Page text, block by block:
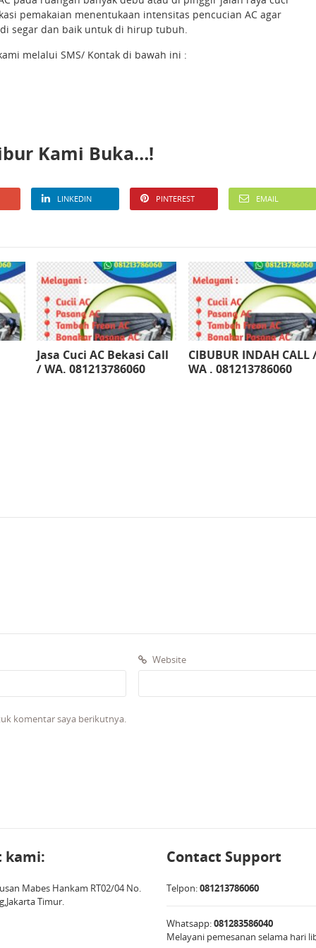
pemakaian menentukaan intensitas pencucian AC agar
segar dan baik untuk di hirup tubuh.
melalui SMS/ Kontak di bawah ini :
Kami Buka…!
LINKEDIN PINTEREST EMAIL
Jasa Cuci AC Bekasi Call
/ WA. 081213786060
CIBUBUR INDAH CALL
WA . 081213786060
Website
komentar saya berikutnya.
kami:
Mabes Hankam RT02/04 No.
Timur.
Contact Support
Telpon:081213786060
Whatsapp:081283586040
Melayani pemesanan selama hari